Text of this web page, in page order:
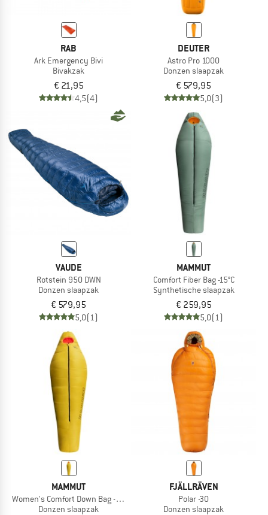
RAB
Ark Emergency Bivi
Bivakzak
€ 21,95
4,5(4)
DEUTER
Astro Pro 1000
Donzen slaapzak
€ 579,95
5,0(3)
VAUDE
Rotstein 950 DWN
Donzen slaapzak
€ 579,95
5,0(1)
MAMMUT
Comfort Fiber Bag -15°C
Synthetische slaapzak
€ 259,95
5,0(1)
MAMMUT
Women's Comfort Down Bag -18C
Donzen slaapzak
FJÄLLRÄVEN
Polar -30
Donzen slaapzak